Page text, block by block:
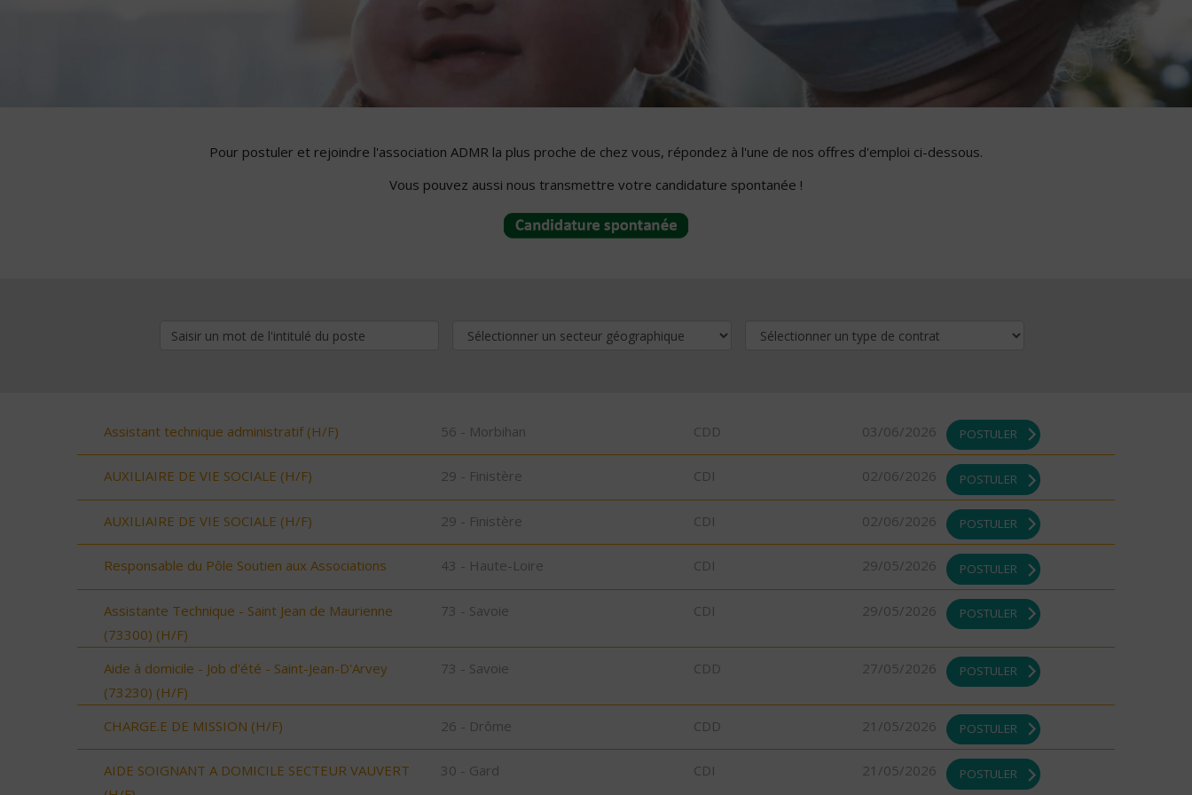
Pour postuler et rejoindre l'association ADMR la plus proche de chez vous, répondez à l'une de nos offres d'emploi ci-dessous.
Vous pouvez aussi nous transmettre votre candidature spontanée !
Assistant technique administratif (H/F) 56 - Morbihan CDD 03/06/2026 POSTULER
AUXILIAIRE DE VIE SOCIALE (H/F) 29 - Finistère CDI 02/06/2026 POSTULER
AUXILIAIRE DE VIE SOCIALE (H/F) 29 - Finistère CDI 02/06/2026 POSTULER
Responsable du Pôle Soutien aux Associations 43 - Haute-Loire CDI 29/05/2026 POSTULER
Assistante Technique - Saint Jean de Maurienne
(73300) (H/F)
73 - Savoie CDI 29/05/2026 POSTULER
Aide à domicile - Job d'été - Saint-Jean-D'Arvey
(73230) (H/F)
73 - Savoie CDD 27/05/2026 POSTULER
CHARGE.E DE MISSION (H/F) 26 - Drôme CDD 21/05/2026 POSTULER
AIDE SOIGNANT A DOMICILE SECTEUR VAUVERT
30 - Gard CDI 21/05/2026 POSTULER